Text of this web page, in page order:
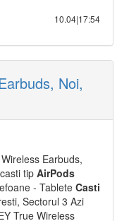
10.04|17:54
Noi,
Earbuds,
tip AirPods
- Tablete Casti
Sectorul 3 Azi
True Wireless